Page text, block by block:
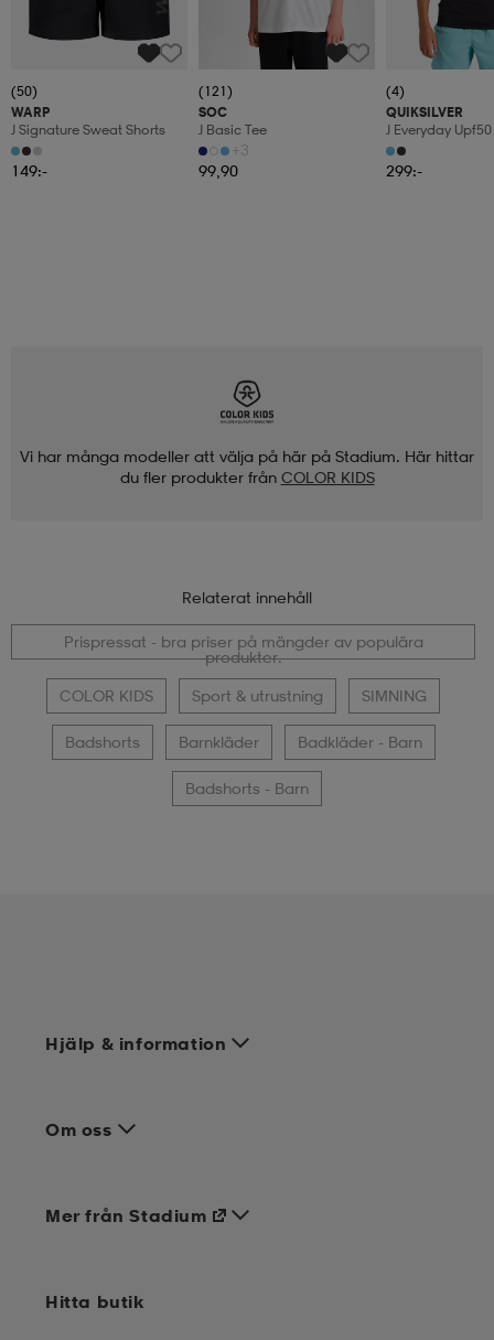
(50)
WARP
J Signature Sweat Shorts
149:-
(121)
SOC
J Basic Tee
+3
99,90
(4)
QUIKSILVER
J Everyday Upf50
299:-
Vi har många modeller att välja på här på Stadium. Här hittar
du fler produkter från COLOR KIDS
Relaterat innehåll
Prispressat - bra priser på mängder av populära
produkter.
COLOR KIDS Sport & utrustning SIMNING
Badshorts Barnkläder Badkläder - Barn
Badshorts - Barn
Hjälp & information
Om oss
Mer från Stadium
Hitta butik